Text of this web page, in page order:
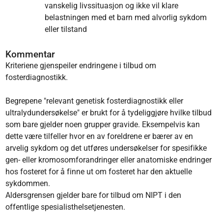
vanskelig livssituasjon og ikke vil klare
belastningen med et barn med alvorlig sykdom
eller tilstand
Kommentar
Kriteriene gjenspeiler endringene i tilbud om
fosterdiagnostikk.
Begrepene "relevant genetisk fosterdiagnostikk eller
ultralydundersøkelse" er brukt for å tydeliggjøre hvilke tilbud
som bare gjelder noen grupper gravide. Eksempelvis kan
dette være tilfeller hvor en av foreldrene er bærer av en
arvelig sykdom og det utføres undersøkelser for spesifikke
gen- eller kromosomforandringer eller anatomiske endringer
hos fosteret for å finne ut om fosteret har den aktuelle
sykdommen.
Aldersgrensen gjelder bare for tilbud om NIPT i den
offentlige spesialisthelsetjenesten.